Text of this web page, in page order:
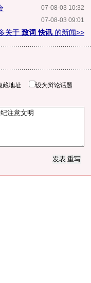
07-08-03 10:32
07-08-03 09:01
关于 致词 快讯 的新闻>>
藏地址 设为辩论话题